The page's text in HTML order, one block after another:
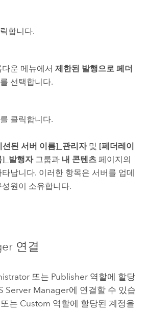
합니다.
운 메뉴에서 제한된 발행으로 페더
를 선택합니다.
를 클릭합니다.
션된 서버 이름]_관리자및 [페더레이
발행자그룹과 내 콘텐츠페이지의
납니다. 이러한 항목은 서버를 업데
원이 소유합니다.
연결
또는 Publisher 역할에 할당
Server Manager에 연결할 수 있습
는 Custom 역할에 할당된 계정을